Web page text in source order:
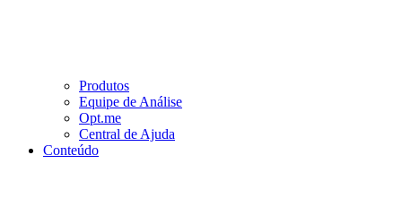
Produtos
Equipe de Análise
Opt.me
Central de Ajuda
Conteúdo